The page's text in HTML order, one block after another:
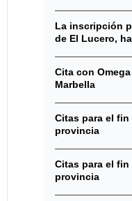
La inscripción
de El Lucero,
Cita con
Marbella
Citas para el fin
provincia
Citas para el fin
provincia